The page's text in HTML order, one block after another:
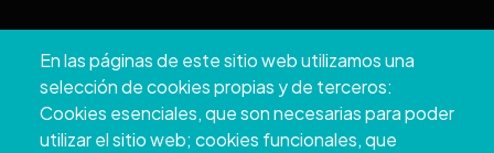
En las páginas de este sitio web utilizamos una
selección de cookies propias y de terceros:
Cookies esenciales, que son necesarias para poder
utilizar el sitio web; cookies funcionales, que
Pontevedra
+34 986 804 100 | +34 986 804 124